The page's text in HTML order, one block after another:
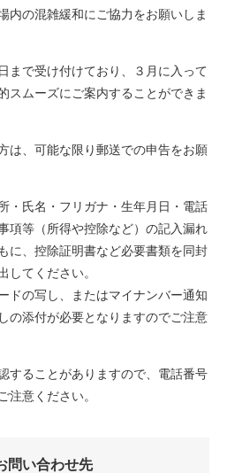
内の混雑緩和にご協力をお願いしま
まで受け付けており、３月に入って
スムーズにご案内することができま
は、可能な限り郵送での申告をお願
・氏名・フリガナ・生年月日・電話
項等（所得や控除など）の記入漏れ
に、控除証明書など必要書類を同封
してください。
ドの写し、またはマイナンバー通知
の添付が必要となりますのでご注意
することがありますので、電話番号
注意ください。​
問い合わせ先